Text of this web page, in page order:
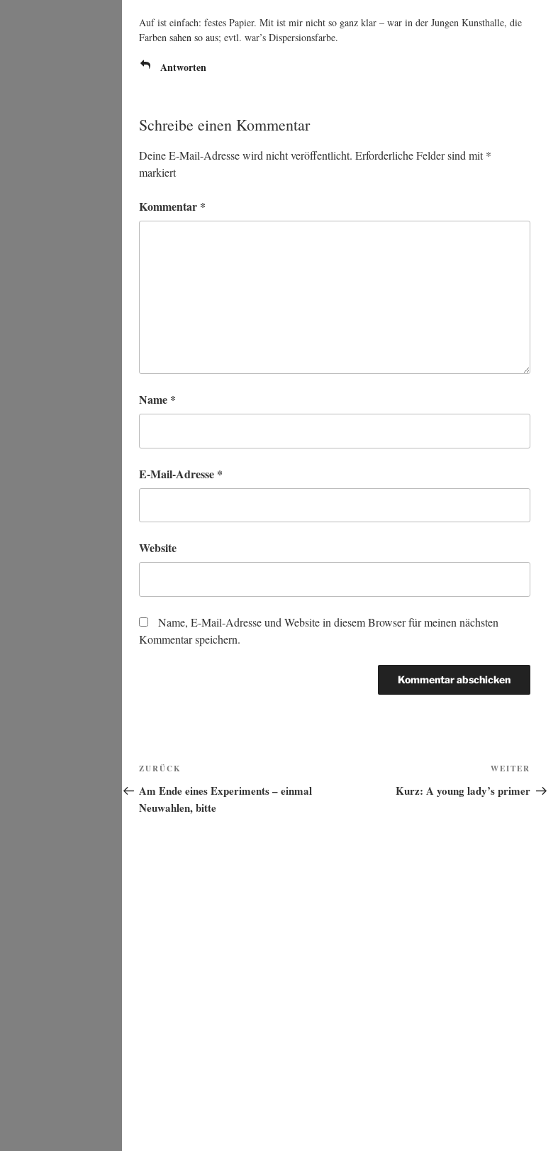
Auf ist ein­fach: fes­tes Papier. Mit ist mir nicht so ganz klar – war in der Jun­gen Kunst­hal­le, die
Far­ben sahen so aus; evtl. war’s Dispersionsfarbe.
Antworten
Schreibe einen Kommentar
Deine E-Mail-Adresse wird nicht veröffentlicht. Erforderliche Felder sind mit*
markiert
Kommentar *
Name *
E-Mail-Adresse *
Website
Name, E-Mail-Adresse und Website in diesem Browser für meinen nächsten
Kommentar speichern.
Beitragsnavigation
Vorheriger
Beitrag
ZURÜCK
Am Ende eines Experiments – einmal
Neuwahlen, bitte
Beitrag
WEITER
Kurz: A young lady’s primer